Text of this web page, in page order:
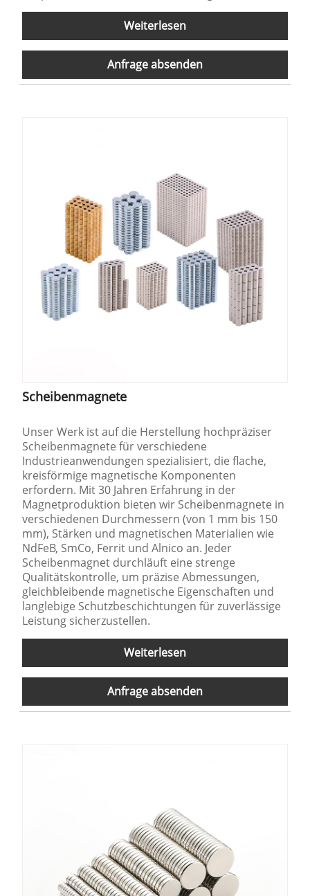
Weiterlesen
Anfrage absenden
Scheibenmagnete
Unser Werk ist auf die Herstellung hochpräziser
Scheibenmagnete für verschiedene
Industrieanwendungen spezialisiert, die flache,
kreisförmige magnetische Komponenten
erfordern. Mit 30 Jahren Erfahrung in der
Magnetproduktion bieten wir Scheibenmagnete in
verschiedenen Durchmessern (von 1 mm bis 150
mm), Stärken und magnetischen Materialien wie
NdFeB, SmCo, Ferrit und Alnico an. Jeder
Scheibenmagnet durchläuft eine strenge
Qualitätskontrolle, um präzise Abmessungen,
gleichbleibende magnetische Eigenschaften und
langlebige Schutzbeschichtungen für zuverlässige
Leistung sicherzustellen.
Weiterlesen
Anfrage absenden